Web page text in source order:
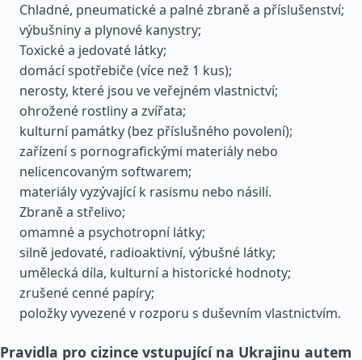
Chladné, pneumatické a palné zbraně a příslušenství;
výbušniny a plynové kanystry;
Toxické a jedovaté látky;
domácí spotřebiče (více než 1 kus);
nerosty, které jsou ve veřejném vlastnictví;
ohrožené rostliny a zvířata;
kulturní památky (bez příslušného povolení);
zařízení s pornografickými materiály nebo
nelicencovaným softwarem;
materiály vyzývající k rasismu nebo násilí.
Zbraně a střelivo;
omamné a psychotropní látky;
silně jedovaté, radioaktivní, výbušné látky;
umělecká díla, kulturní a historické hodnoty;
zrušené cenné papíry;
položky vyvezené v rozporu s duševním vlastnictvím.
Pravidla pro cizince vstupující na Ukrajinu autem